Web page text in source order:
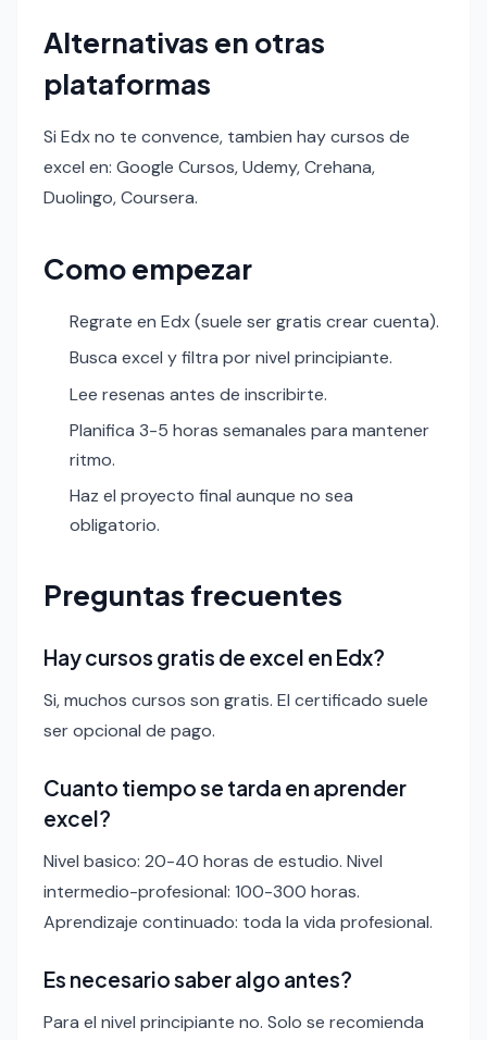
Alternativas en otras
plataformas
Si Edx no te convence, tambien hay cursos de
excel en: Google Cursos, Udemy, Crehana,
Duolingo, Coursera.
Como empezar
Regrate en Edx (suele ser gratis crear cuenta).
Busca excel y filtra por nivel principiante.
Lee resenas antes de inscribirte.
Planifica 3-5 horas semanales para mantener
ritmo.
Haz el proyecto final aunque no sea
obligatorio.
Preguntas frecuentes
Hay cursos gratis de excel en Edx?
Si, muchos cursos son gratis. El certificado suele
ser opcional de pago.
Cuanto tiempo se tarda en aprender
excel?
Nivel basico: 20-40 horas de estudio. Nivel
intermedio-profesional: 100-300 horas.
Aprendizaje continuado: toda la vida profesional.
Es necesario saber algo antes?
Para el nivel principiante no. Solo se recomienda